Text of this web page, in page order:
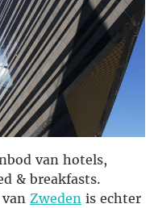
van hotels,
& breakfasts.
Zweden is echter